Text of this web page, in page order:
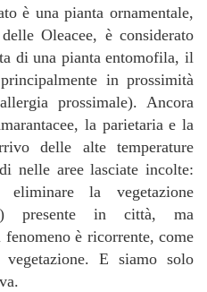
è una pianta ornamentale,
Oleacee, è considerato
di una pianta entomofila, il
in prossimità
prossimale). Ancora
la parietaria e la
delle alte temperature
nelle aree lasciate incolte:
la vegetazione
presente in città, ma
è ricorrente, come
E siamo solo